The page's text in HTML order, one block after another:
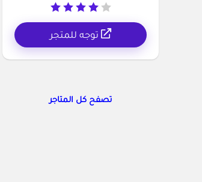
توجه للمتجر
تصفح كل المتاجر